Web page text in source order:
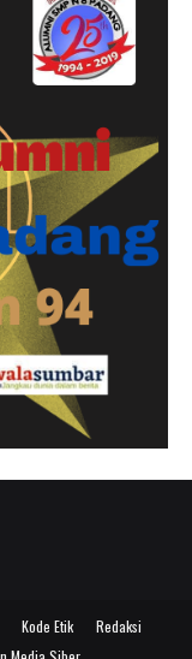
Kode Etik
Redaksi